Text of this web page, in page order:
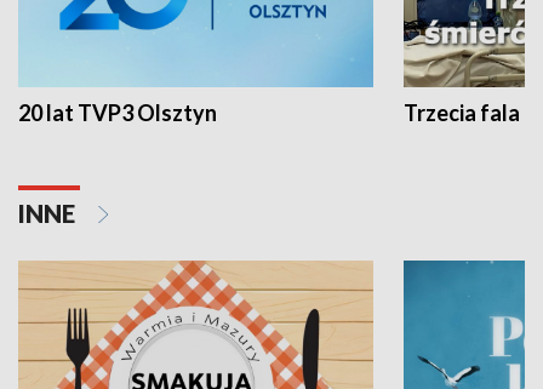
20 lat TVP3 Olsztyn Trzecia fala -
INNE